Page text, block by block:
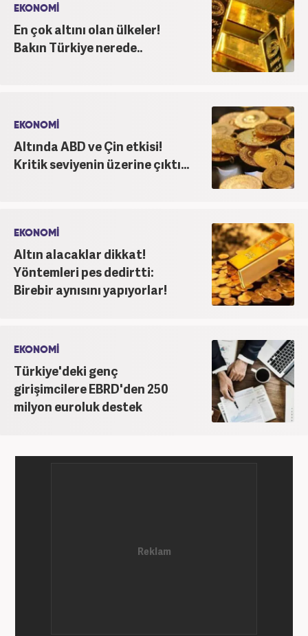
EKONOMİ
En çok altını olan ülkeler!
Bakın Türkiye nerede..
EKONOMİ
Altında ABD ve Çin etkisi!
Kritik seviyenin üzerine çıktı...
EKONOMİ
Altın alacaklar dikkat!
Yöntemleri pes dedirtti:
Birebir aynısını yapıyorlar!
EKONOMİ
Türkiye'deki genç
girişimcilere EBRD'den 250
milyon euroluk destek